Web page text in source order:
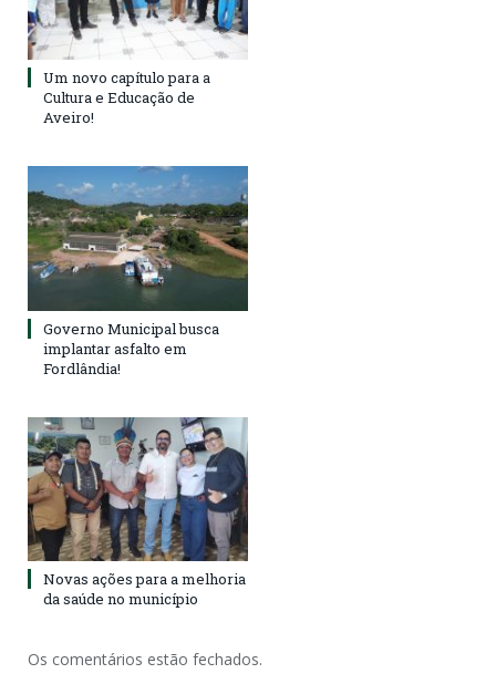
Um novo capítulo para a
Cultura e Educação de
Aveiro!
Governo Municipal busca
implantar asfalto em
Fordlândia!
Novas ações para a melhoria
da saúde no município
Os comentários estão fechados.